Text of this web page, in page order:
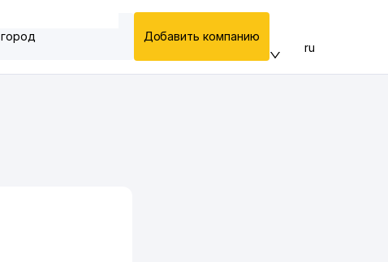
Добавить компанию
ru